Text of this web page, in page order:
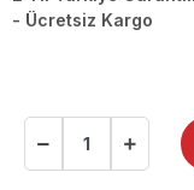
- Ücretsiz Kargo